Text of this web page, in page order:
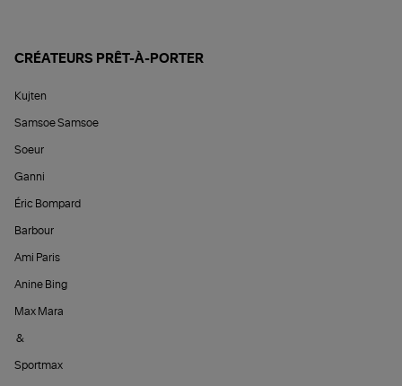
CRÉATEURS PRÊT-À-PORTER
Kujten
Samsoe Samsoe
Soeur
Ganni
Éric Bompard
Barbour
Ami Paris
Anine Bing
Max Mara
&
Sportmax